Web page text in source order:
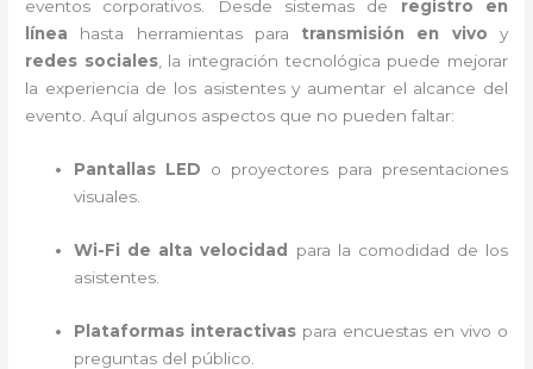
eventos corporativos. Desde sistemas de registro en
línea hasta herramientas para transmisión en vivo y
redes sociales, la integración tecnológica puede mejorar
la experiencia de los asistentes y aumentar el alcance del
evento. Aquí algunos aspectos que no pueden faltar:
Pantallas LED o proyectores para presentaciones
visuales.
Wi-Fi de alta velocidad
para la comodidad de los
asistentes.
Plataformas interactivas para encuestas en vivo o
preguntas del público.